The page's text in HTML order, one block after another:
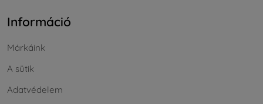
Információ
Márkáink
A sütik
Adatvédelem